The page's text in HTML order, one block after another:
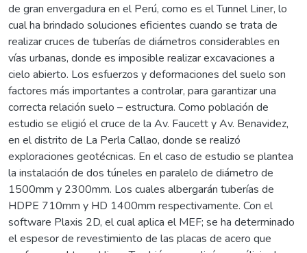
de gran envergadura en el Perú, como es el Tunnel Liner, lo
cual ha brindado soluciones eficientes cuando se trata de
realizar cruces de tuberías de diámetros considerables en
vías urbanas, donde es imposible realizar excavaciones a
cielo abierto. Los esfuerzos y deformaciones del suelo son
factores más importantes a controlar, para garantizar una
correcta relación suelo – estructura. Como población de
estudio se eligió el cruce de la Av. Faucett y Av. Benavidez,
en el distrito de La Perla Callao, donde se realizó
exploraciones geotécnicas. En el caso de estudio se plantea
la instalación de dos túneles en paralelo de diámetro de
1500mm y 2300mm. Los cuales albergarán tuberías de
HDPE 710mm y HD 1400mm respectivamente. Con el
software Plaxis 2D, el cual aplica el MEF; se ha determinado
el espesor de revestimiento de las placas de acero que